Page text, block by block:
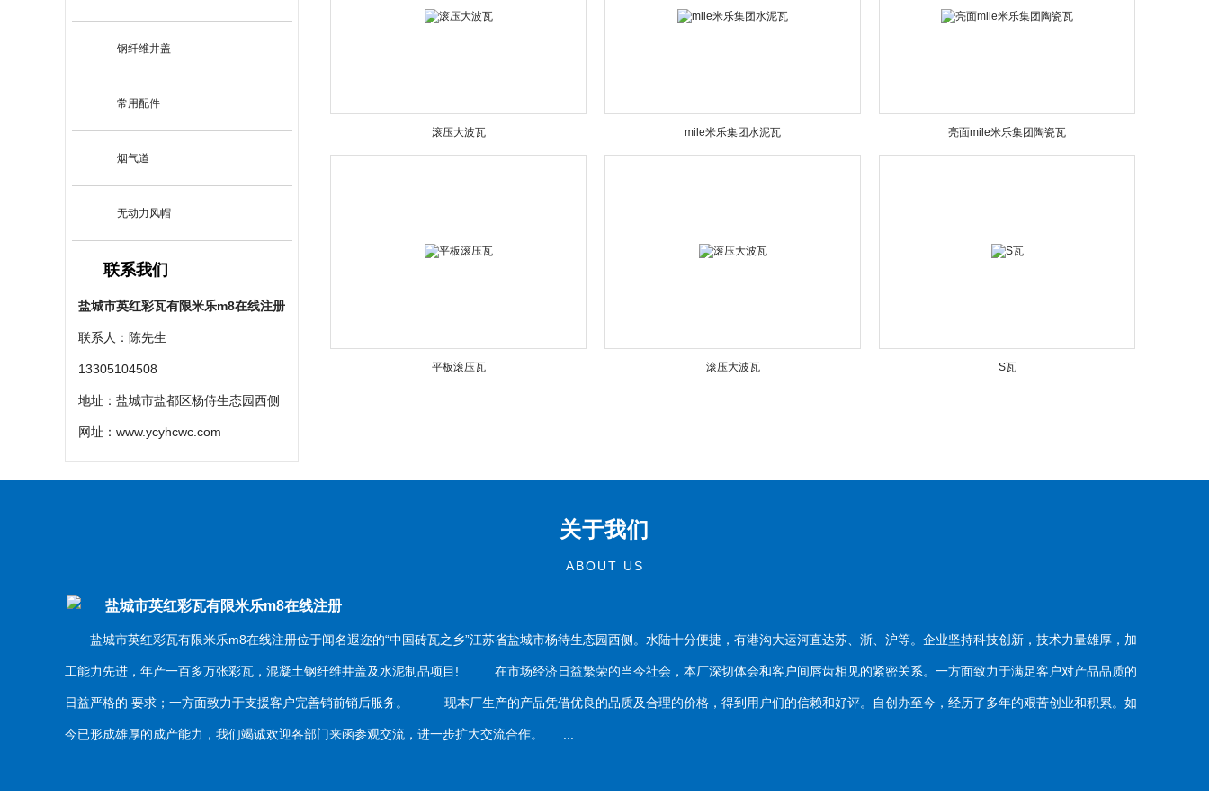
钢纤维井盖
常用配件
烟气道
无动力风帽
联系我们
盐城市英红彩瓦有限米乐m8在线注册
联系人：陈先生
13305104508
地址：盐城市盐都区杨侍生态园西侧
网址： www.ycyhcwc.com
滚压大波瓦 mile米乐集团水泥瓦 亮面mile米乐集团陶瓷瓦
平板滚压瓦 滚压大波瓦 S瓦
关于我们
ABOUT US
盐城市英红彩瓦有限米乐m8在线注册
盐城市英红彩瓦有限米乐m8在线注册位于闻名遐迩的“中国砖瓦之乡”江苏省盐城市杨待生态园西侧。水陆十分便捷，有港沟大运河直达苏、浙、沪等。企业坚持科技创新，技术力量雄厚，加
工能力先进，年产一百多万张彩瓦，混凝土钢纤维井盖及水泥制品项目! 在市场经济日益繁荣的当今社会，本厂深切体会和客户间唇齿相见的紧密关系。一方面致力于满足客户对产品品质的
日益严格的 要求；一方面致力于支援客户完善销前销后服务。 现本厂生产的产品凭借优良的品质及合理的价格，得到用户们的信赖和好评。自创办至今，经历了多年的艰苦创业和积累。如
今已形成雄厚的成产能力，我们竭诚欢迎各部门来函参观交流，进一步扩大交流合作。 ...